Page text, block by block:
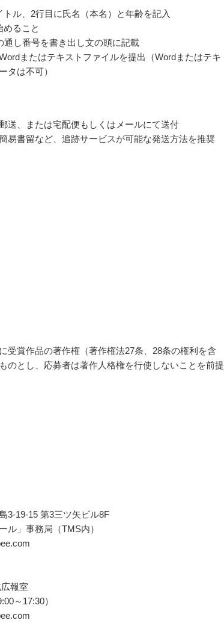
ル、2行目に氏名（本名）と年齢を記入
ること
し番号を書き出し文の頭に記載
またはテキストファイルを提出（Wordまたはテキ
タは不可）
送、または宅配便もしくはメールにて送付
易書留など、追跡サービスが可能な発送方法を推奨
受賞作品の著作権（著作権法27条、28条の権利を含
のとし、応募者は著作人格権を行使しないことを前提
3-19-15 第3三ツ矢ビル8F
ル」事務局（TMS内）
報室
～17:30）